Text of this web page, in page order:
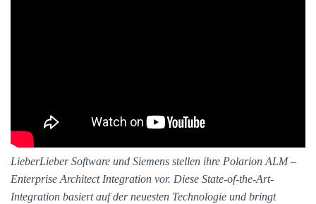
LieberLieber Software und Siemens stellen ihre Polarion ALM –
Enterprise Architect Integration vor. Diese State-of-the-Art-
Integration basiert auf der neuesten Technologie und bringt